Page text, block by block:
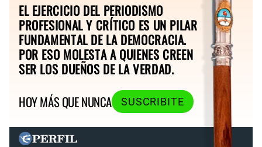
EL EJERCICIO DEL PERIODISMO
PROFESIONAL Y CRÍTICO ES UN PILAR
FUNDAMENTAL DE LA DEMOCRACIA.
POR ESO MOLESTA A QUIENES CREEN
SER LOS DUEÑOS DE LA VERDAD.
HOY MÁS QUE NUNCA
SUSCRIBITE